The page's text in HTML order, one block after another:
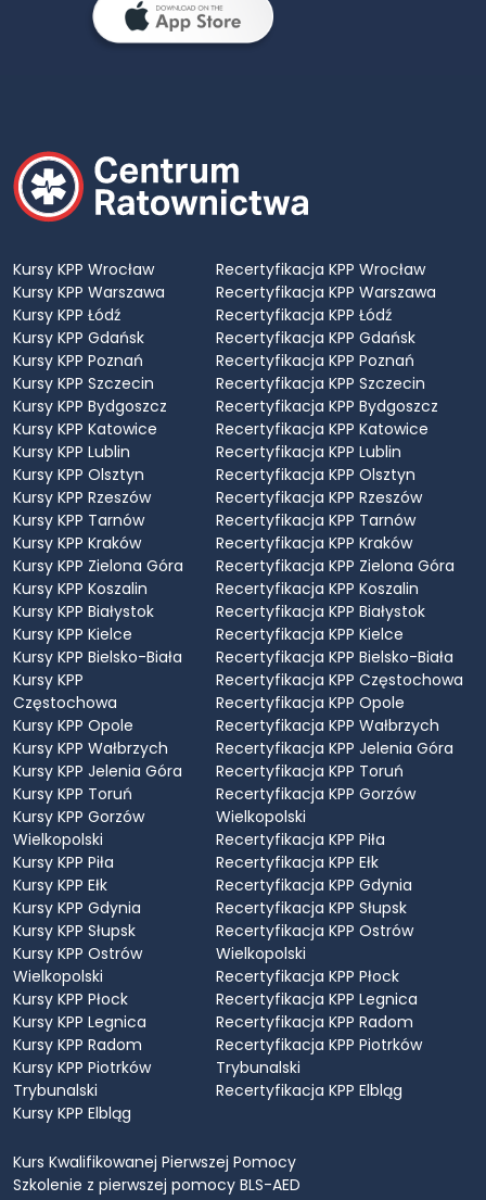
Kursy KPP Wrocław
Kursy KPP Warszawa
Kursy KPP Łódź
Kursy KPP Gdańsk
Kursy KPP Poznań
Kursy KPP Szczecin
Kursy KPP Bydgoszcz
Kursy KPP Katowice
Kursy KPP Lublin
Kursy KPP Olsztyn
Kursy KPP Rzeszów
Kursy KPP Tarnów
Kursy KPP Kraków
Kursy KPP Zielona Góra
Kursy KPP Koszalin
Kursy KPP Białystok
Kursy KPP Kielce
Kursy KPP Bielsko-Biała
Kursy KPP
Częstochowa
Kursy KPP Opole
Kursy KPP Wałbrzych
Kursy KPP Jelenia Góra
Kursy KPP Toruń
Kursy KPP Gorzów
Wielkopolski
Kursy KPP Piła
Kursy KPP Ełk
Kursy KPP Gdynia
Kursy KPP Słupsk
Kursy KPP Ostrów
Wielkopolski
Kursy KPP Płock
Kursy KPP Legnica
Kursy KPP Radom
Kursy KPP Piotrków
Trybunalski
Kursy KPP Elbląg
Recertyfikacja KPP Wrocław
Recertyfikacja KPP Warszawa
Recertyfikacja KPP Łódź
Recertyfikacja KPP Gdańsk
Recertyfikacja KPP Poznań
Recertyfikacja KPP Szczecin
Recertyfikacja KPP Bydgoszcz
Recertyfikacja KPP Katowice
Recertyfikacja KPP Lublin
Recertyfikacja KPP Olsztyn
Recertyfikacja KPP Rzeszów
Recertyfikacja KPP Tarnów
Recertyfikacja KPP Kraków
Recertyfikacja KPP Zielona Góra
Recertyfikacja KPP Koszalin
Recertyfikacja KPP Białystok
Recertyfikacja KPP Kielce
Recertyfikacja KPP Bielsko-Biała
Recertyfikacja KPP Częstochowa
Recertyfikacja KPP Opole
Recertyfikacja KPP Wałbrzych
Recertyfikacja KPP Jelenia Góra
Recertyfikacja KPP Toruń
Recertyfikacja KPP Gorzów
Wielkopolski
Recertyfikacja KPP Piła
Recertyfikacja KPP Ełk
Recertyfikacja KPP Gdynia
Recertyfikacja KPP Słupsk
Recertyfikacja KPP Ostrów
Wielkopolski
Recertyfikacja KPP Płock
Recertyfikacja KPP Legnica
Recertyfikacja KPP Radom
Recertyfikacja KPP Piotrków
Trybunalski
Recertyfikacja KPP Elbląg
Kurs Kwalifikowanej Pierwszej Pomocy
Szkolenie z pierwszej pomocy BLS-AED